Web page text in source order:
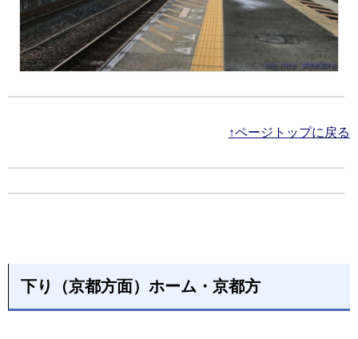
↑ページトップに戻る
下り（京都方面）ホーム・京都方